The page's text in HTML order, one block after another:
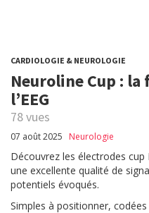
CARDIOLOGIE & NEUROLOGIE
Neuroline Cup :
l’EEG
78 vues
07 août 2025 Neurologie
Découvrez les électrodes
une excellente qualité de
potentiels évoqués.
Simples à positionner,